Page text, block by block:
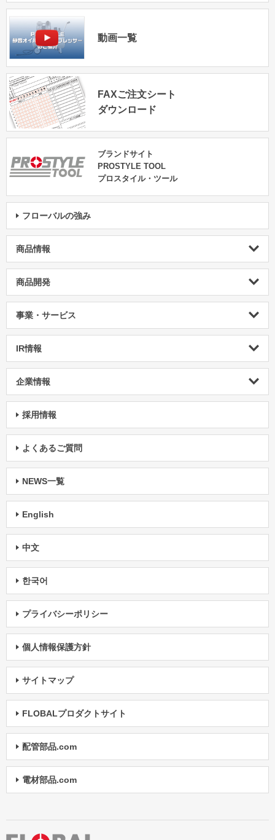
動画一覧
FAXご注文シート
ダウンロード
ブランドサイト
PROSTYLE TOOL
プロスタイル・ツール
フローバルの強み
商品情報
商品開発
事業・サービス
IR情報
企業情報
採用情報
よくあるご質問
NEWS一覧
English
中文
한국어
プライバシーポリシー
個人情報保護方針
サイトマップ
FLOBALプロダクトサイト
配管部品.com
電材部品.com